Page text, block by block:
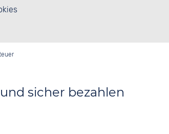
sicher bezahlen